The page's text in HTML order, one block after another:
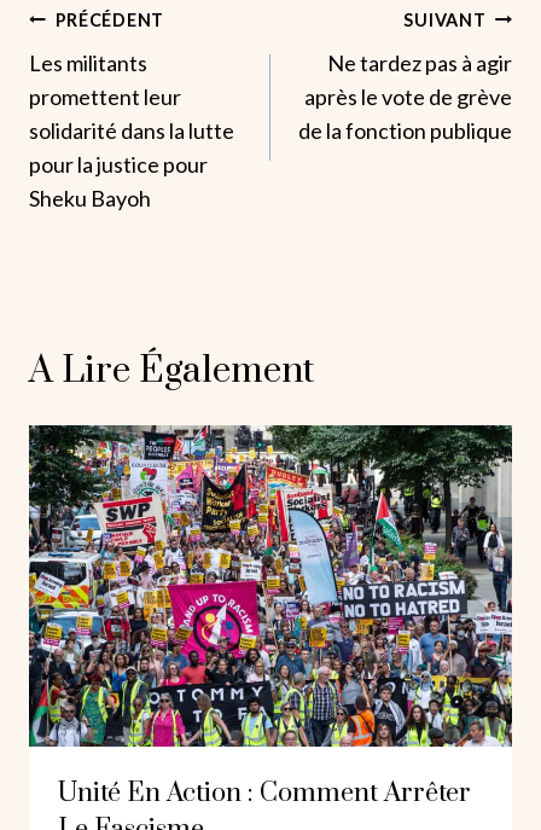
Navigation
De
L’article
PRÉCÉDENT
Les militants
promettent leur
solidarité dans la lutte
pour la justice pour
Sheku Bayoh
SUIVANT
Ne tardez pas à agir
après le vote de grève
de la fonction publique
A Lire Également
Unité En Action : Comment Arrêter